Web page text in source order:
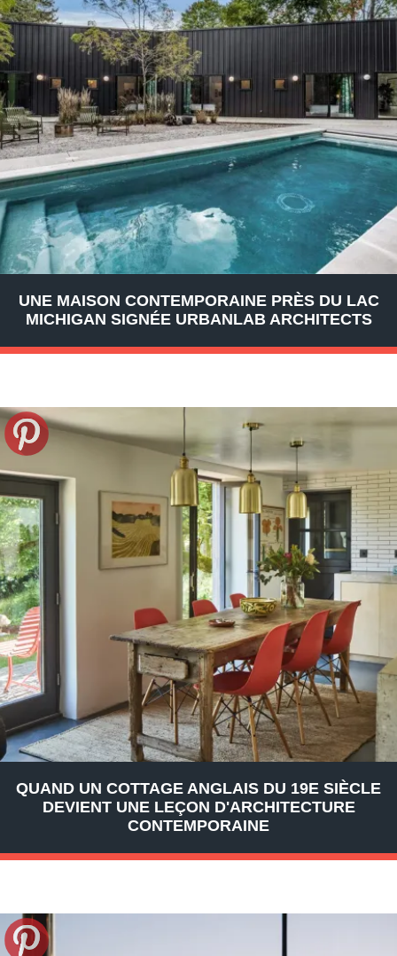
UNE MAISON CONTEMPORAINE PRÈS DU LAC
MICHIGAN SIGNÉE URBANLAB ARCHITECTS
QUAND UN COTTAGE ANGLAIS DU 19E SIÈCLE
DEVIENT UNE LEÇON D'ARCHITECTURE
CONTEMPORAINE